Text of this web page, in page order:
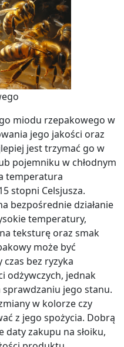
miodu rzepakowego w
jego jakości oraz
jest trzymać go w
pojemniku w chłodnym
temperatura
stopni Celsjusza.
bezpośrednie działanie
temperatury,
teksturę oraz smak
może być
czas bez ryzyka
odżywczych, jednak
jego stanu.
w kolorze czy
z jego spożycia. Dobrą
daty zakupu na słoiku,